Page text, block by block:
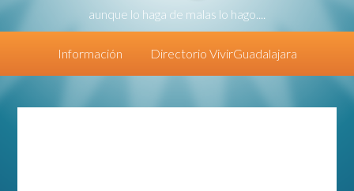
aunque lo haga de malas lo hago....
Información Directorio VivirGuadalajara